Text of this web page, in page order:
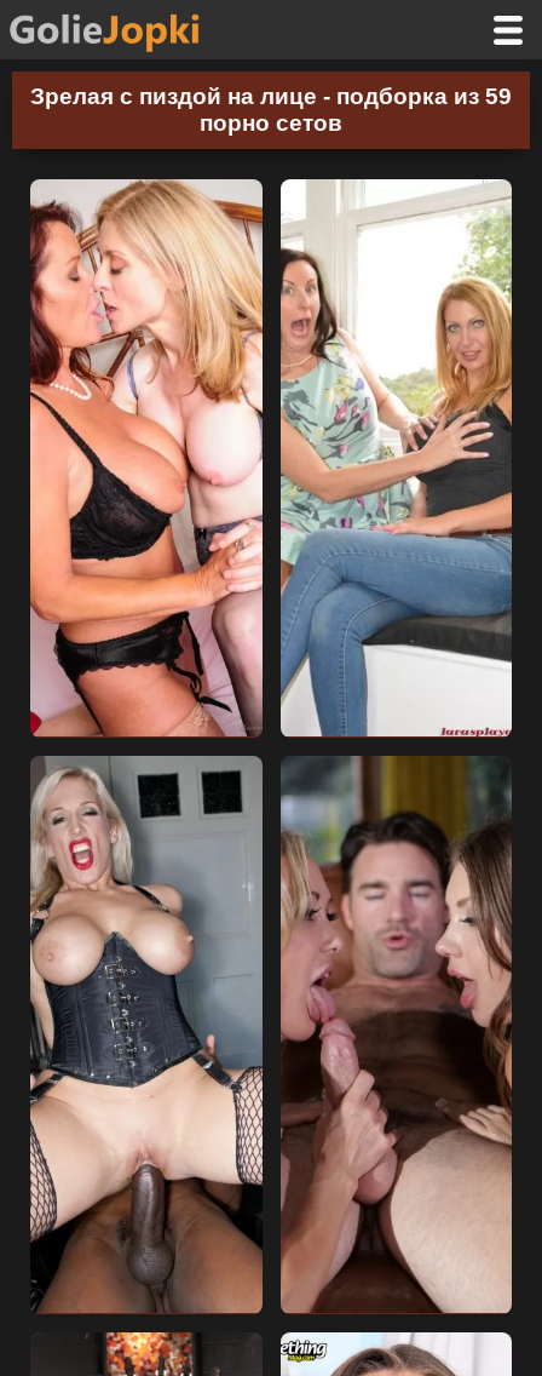
Зрелая с пиздой на лице - подборка из 59
порно сетов